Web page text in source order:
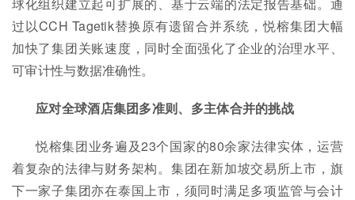
过以CCH Tagetik替换原有遗留合并系统，悦榕集团大幅
加快了集团关账速度，同时全面强化了企业的治理水平、
可审计性与数据准确性。
应对全球酒店集团多准则、多主体合并的挑战
悦榕集团业务遍及23个国家的80余家法律实体，运营
着复杂的法律与财务架构。集团在新加坡交易所上市，旗
下一家子集团亦在泰国上市，须同时满足多项监管与会计